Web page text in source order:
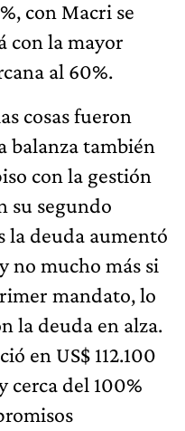
con Macri se
con la mayor
al 60%.
cosas fueron
balanza también
con la gestión
su segundo
la deuda aumentó
no mucho más si
mandato, lo
la deuda en alza.
en US$ 112.100
cerca del 100%